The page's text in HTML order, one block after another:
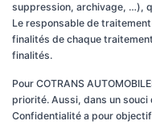
suppression, archivage, …),
Le responsable de
finalités de chaque
finalités.
Pour COTRANS
priorité. Aussi, dans un
Confidentialité a pour